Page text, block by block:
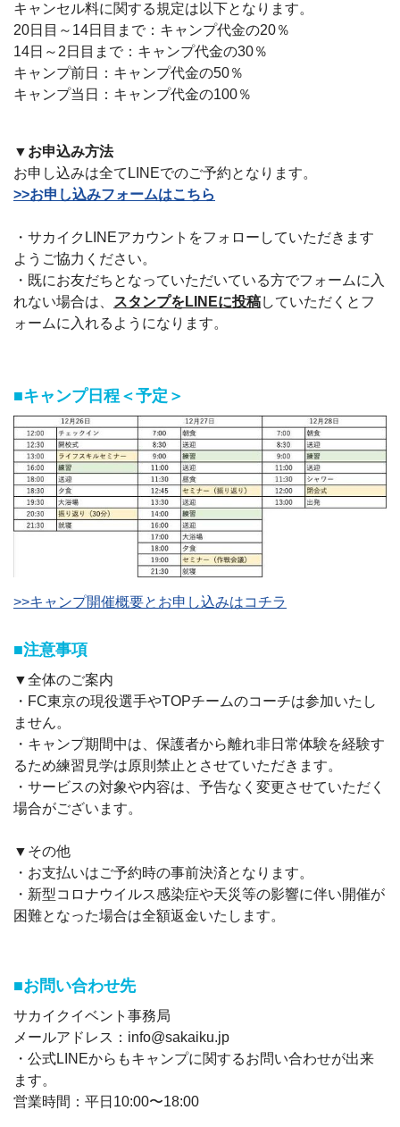
キャンセル料に関する規定は以下となります。
20日目～14日目まで：キャンプ代金の20％
14日～2日目まで：キャンプ代金の30％
キャンプ前日：キャンプ代金の50％
キャンプ当日：キャンプ代金の100％
▼お申込み方法
お申し込みは全てLINEでのご予約となります。
>>お申し込みフォームはこちら
・サカイクLINEアカウントをフォローしていただきます
ようご協力ください。
・既にお友だちとなっていただいている方でフォームに入
れない場合は、
スタンプをLINEに投稿していただくとフ
ォームに入れるようになります。
■キャンプ日程＜予定＞
>>キャンプ開催概要とお申し込みはコチラ
■注意事項
▼全体のご案内
・FC東京の現役選手やTOPチームのコーチは参加いたし
ません。
・キャンプ期間中は、保護者から離れ非日常体験を経験す
るため練習見学は原則禁止とさせていただきます。
・サービスの対象や内容は、予告なく変更させていただく
場合がございます。
▼その他
・お支払いはご予約時の事前決済となります。
・新型コロナウイルス感染症や天災等の影響に伴い開催が
困難となった場合は全額返金いたします。
■お問い合わせ先
サカイクイベント事務局
メールアドレス：info@sakaiku.jp
・公式LINEからもキャンプに関するお問い合わせが出来
ます。
営業時間：平日10:00〜18:00